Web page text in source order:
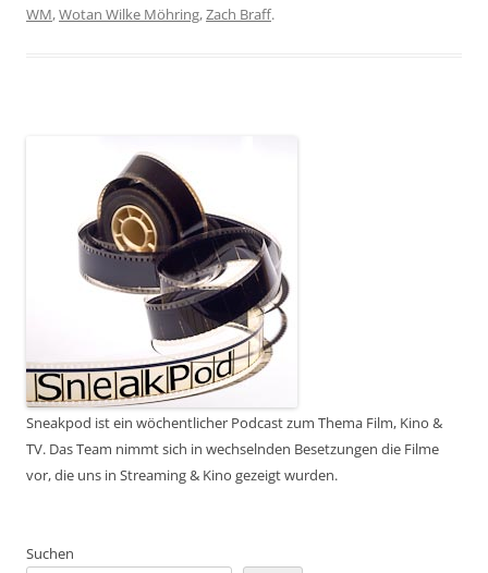
WM,Wotan Wilke Möhring,Zach Braff.
Sneakpod ist ein wöchentlicher Podcast zum Thema Film, Kino &
TV. Das Team nimmt sich in wechselnden Besetzungen die Filme
vor, die uns in Streaming & Kino gezeigt wurden.
Suchen